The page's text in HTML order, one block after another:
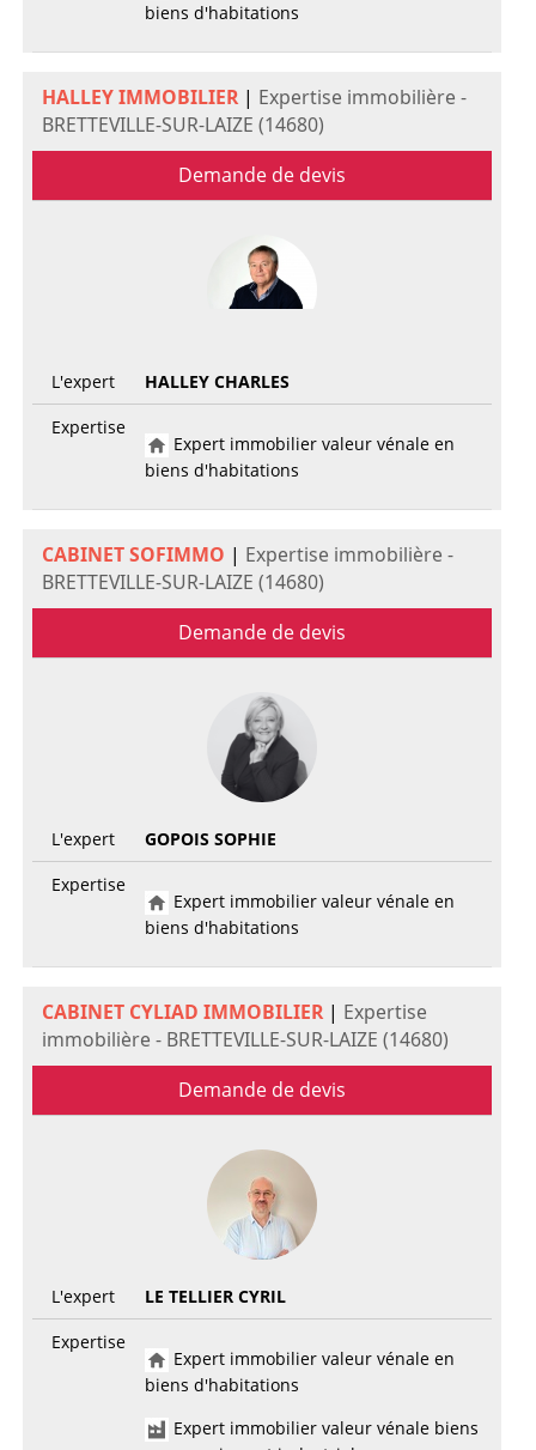
biens d'habitations
HALLEY IMMOBILIER| Expertise immobilière -
BRETTEVILLE-SUR-LAIZE (14680)
Demande de devis
L'expert
HALLEY CHARLES
Expertise
Expert immobilier valeur vénale en
biens d'habitations
CABINET SOFIMMO | Expertise immobilière -
BRETTEVILLE-SUR-LAIZE (14680)
Demande de devis
L'expert
GOPOIS SOPHIE
Expertise
Expert immobilier valeur vénale en
biens d'habitations
CABINET CYLIAD IMMOBILIER| Expertise
immobilière - BRETTEVILLE-SUR-LAIZE (14680)
Demande de devis
L'expert
LE TELLIER CYRIL
Expertise
Expert immobilier valeur vénale en
biens d'habitations
Expert immobilier valeur vénale biens